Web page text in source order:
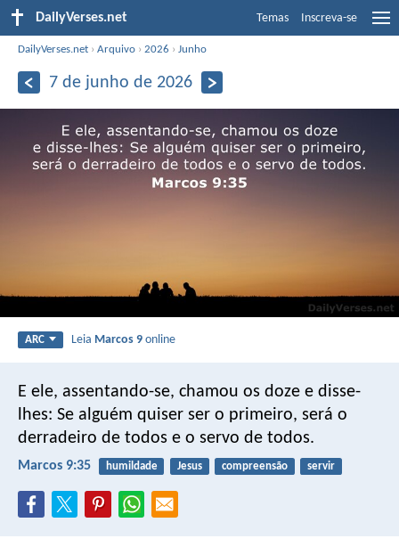
DailyVerses.net Temas Inscreva-se
DailyVerses.net ›Arquivo ›2026 ›Junho
7 de junho de 2026
ARC Leia Marcos 9 online
E ele, assentando-se, chamou os doze e disse-
lhes: Se alguém quiser ser o primeiro, será o
derradeiro de todos e o servo de todos.
Marcos 9:35 humildade Jesus compreensão servir